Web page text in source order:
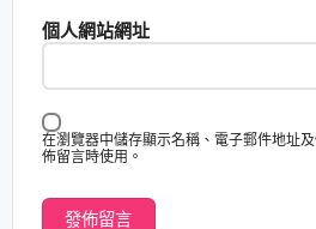
個人網站網址
在瀏覽器中儲存顯示名稱、電子郵件地址
佈留言時使用。